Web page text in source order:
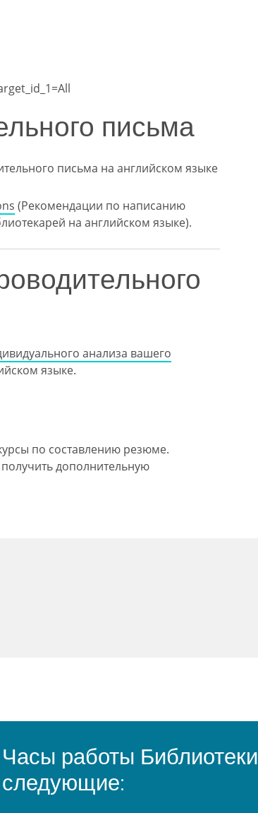
письма
письма на английском языке
(Рекомендации по написанию
на английском языке).
анализа вашего
языке.
по составлению резюме.
дополнительную
Часы работы Библиотеки
следующие: